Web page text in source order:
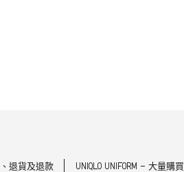
退貨及退款 UNIQLO UNIFORM - 大量購買